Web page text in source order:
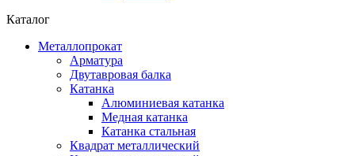
Каталог
Металлопрокат
Арматура
Двутавровая балка
Катанка
Алюминиевая катанка
Медная катанка
Катанка стальная
Квадрат металлический